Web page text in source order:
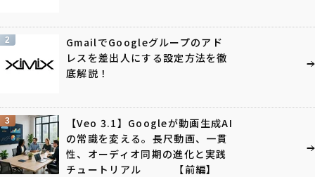
2
GmailでGoogleグループのアド
レスを差出人にする設定方法を徹
底解説！
3
【Veo 3.1】Googleが動画生成AI
の常識を変える。長尺動画、一貫
性、オーディオ同期の進化と実践
チュートリアル 【前編】